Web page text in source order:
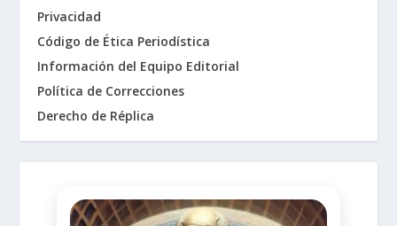
Privacidad
Código de Ética Periodística
Información del Equipo Editorial
Política de Correcciones
Derecho de Réplica